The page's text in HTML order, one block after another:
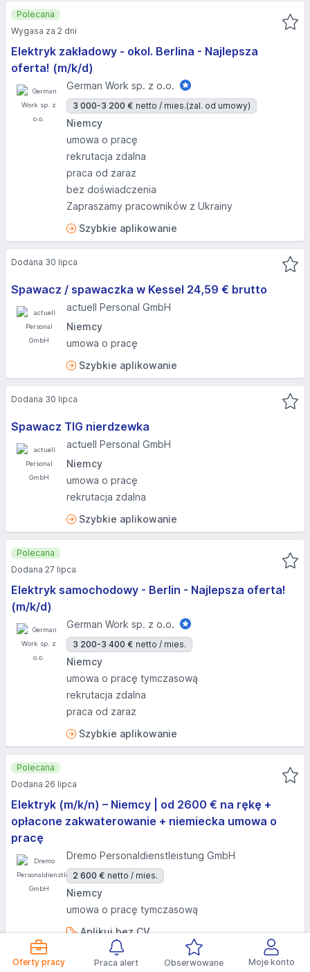
Oferty pracy Praca alert Obserwowane Moje konto
Elektryk zakładowy - okol. Berlina - Najlepsza
oferta! (m/k/d)
German Work sp. z o.o.
3 000-3 200 € netto / mies.(zal. od umowy)
Niemcy
umowa o pracę
rekrutacja zdalna
praca od zaraz
bez doświadczenia
Zapraszamy pracowników z Ukrainy
Szybkie aplikowanie
Polecana
Wygasa za 2 dni
Spawacz / spawaczka w Kessel 24,59 € brutto
actuell Personal GmbH
Niemcy
umowa o pracę
Szybkie aplikowanie
Dodana 30 lipca
Spawacz TIG nierdzewka
actuell Personal GmbH
Niemcy
umowa o pracę
rekrutacja zdalna
Szybkie aplikowanie
Dodana 30 lipca
Elektryk samochodowy - Berlin - Najlepsza oferta!
(m/k/d)
German Work sp. z o.o.
3 200-3 400 € netto / mies.
Niemcy
umowa o pracę tymczasową
rekrutacja zdalna
praca od zaraz
Szybkie aplikowanie
Polecana
Dodana 27 lipca
Elektryk (m/k/n) – Niemcy | od 2600 € na rękę +
opłacone zakwaterowanie + niemiecka umowa o
pracę
Dremo Personaldienstleistung GmbH
2 600 € netto / mies.
Niemcy
umowa o pracę tymczasową
Aplikuj bez CV
Polecana
Dodana 26 lipca